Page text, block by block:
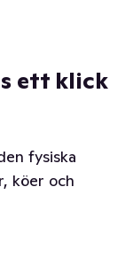
ett klick
fysiska
köer och